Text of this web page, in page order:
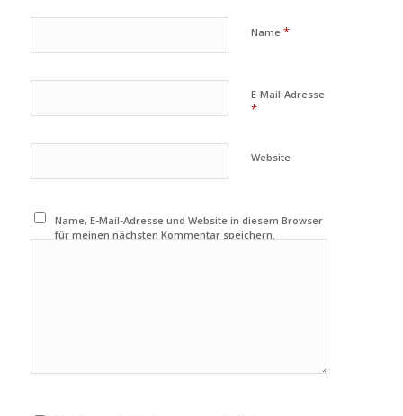
Name *
E-Mail-Adresse
*
Website
Name, E-Mail-Adresse und Website in diesem Browser
für meinen nächsten Kommentar speichern.